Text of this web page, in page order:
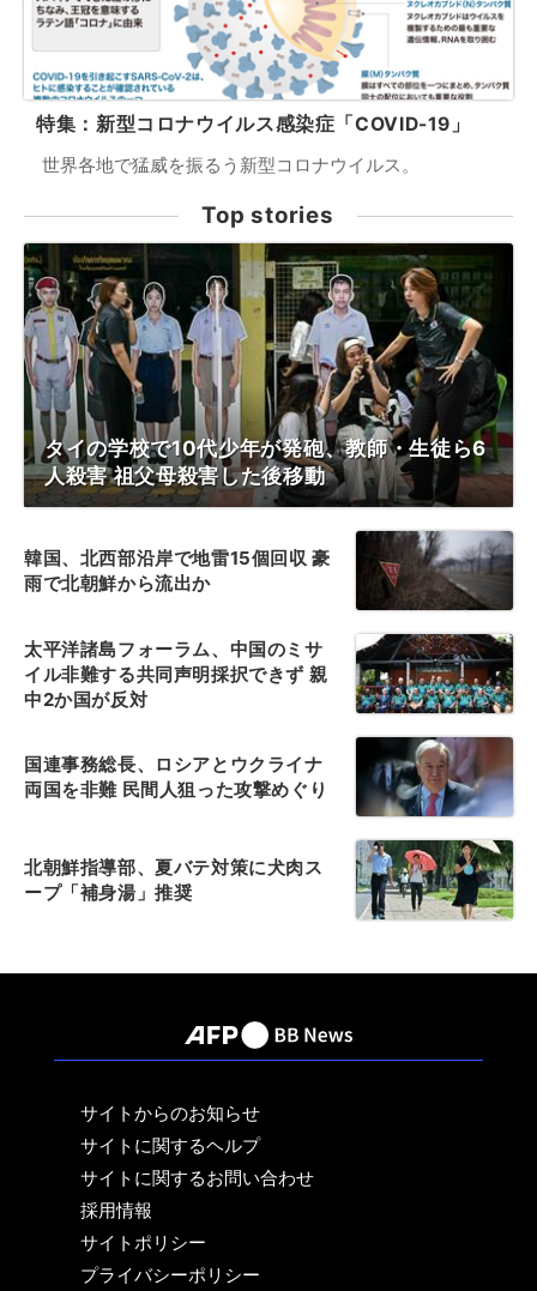
特集：新型コロナウイルス感染症「COVID-19」
世界各地で猛威を振るう新型コロナウイルス。
Top stories
タイの学校で10代少年が発砲、教師・生徒ら6
人殺害 祖父母殺害した後移動
韓国、北西部沿岸で地雷15個回収 豪
雨で北朝鮮から流出か
太平洋諸島フォーラム、中国のミサ
イル非難する共同声明採択できず 親
中2か国が反対
国連事務総長、ロシアとウクライナ
両国を非難 民間人狙った攻撃めぐり
北朝鮮指導部、夏バテ対策に犬肉ス
ープ「補身湯」推奨
サイトからのお知らせ
サイトに関するヘルプ
サイトに関するお問い合わせ
採用情報
サイトポリシー
プライバシーポリシー